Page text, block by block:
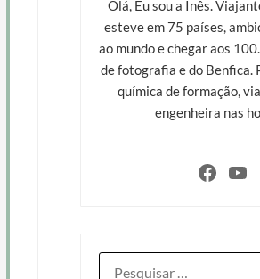
Olá, Eu sou a Inês.
esteve em 75 países,
ao mundo e chegar aos
de fotografia e do Benfica.
química de formação,
engenheira nas